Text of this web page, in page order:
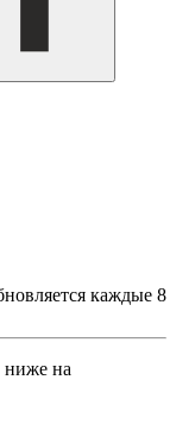
каждые 8
ниже на